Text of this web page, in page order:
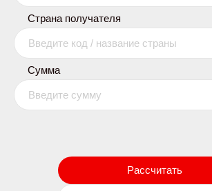
Страна получателя
Сумма
Рассчитать